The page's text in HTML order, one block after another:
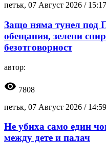
петък, 07 Август 2026 / 15:17
Защо няма тунел под
обещания, зелени
безотговорност
автор:
visibility 7808
петък, 07 Август 2026 / 14:59
Не убиха само един
между дете и палач